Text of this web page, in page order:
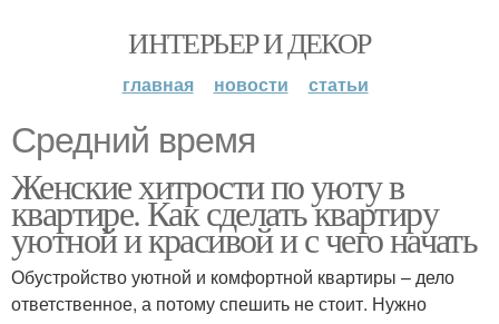
ИНТЕРЬЕР И ДЕКОР
главная новости статьи
Средний время
Женские хитрости по уюту в
квартире. Как сделать квартиру
уютной и красивой и с чего начать
Обустройство уютной и комфортной квартиры – дело
ответственное, а потому спешить не стоит. Нужно